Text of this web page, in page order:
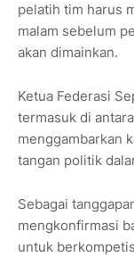
pelatih tim harus
malam sebelum
akan dimainkan.
Ketua Federasi
termasuk di
menggambarkan
tangan politik
Sebagai
mengkonfirmasi
untuk